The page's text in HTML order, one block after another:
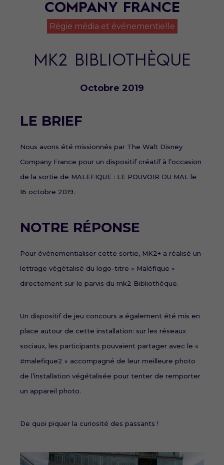
COMPANY FRANCE
Régie média et événementielle
MK2 BIBLIOTHÈQUE
Octobre 2019
LE BRIEF
Nous avons été missionnés par The Walt Disney
Company France pour un dispositif créatif à l’occasion
de la sortie de MALEFIQUE : LE POUVOIR DU MAL le
16 octobre 2019.
NOTRE RÉPONSE
Pour événementialiser cette sortie, MK2+ a réalisé un
lettrage végétalisé du logo-titre « Maléfique »
directement sur le parvis du mk2 Bibliothèque.
Un dispositif de jeu concours a également été mis en
place autour de cette installation: sur les réseaux
sociaux, les participants pouvaient partager avec le «
#malefique2 » accompagné de leur meilleure photo
de l’installation végétalisée pour tenter de remporter
un appareil photo.
De quoi piquer la curiosité des passants !